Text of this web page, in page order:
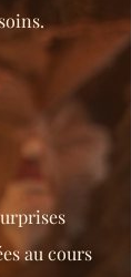
au cours